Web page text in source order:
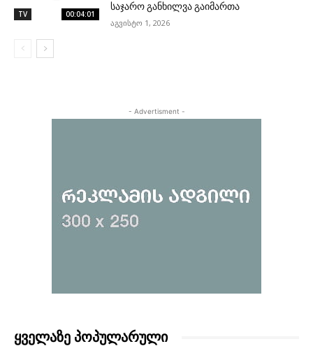
TV 00:04:01
საჯარო განხილვა გაიმართა
აგვისტო 1, 2026
- Advertisment -
ᲧᲕᲔᲚᲐᲖᲔ ᲞᲝᲞᲣᲚᲐᲠᲣᲚᲘ